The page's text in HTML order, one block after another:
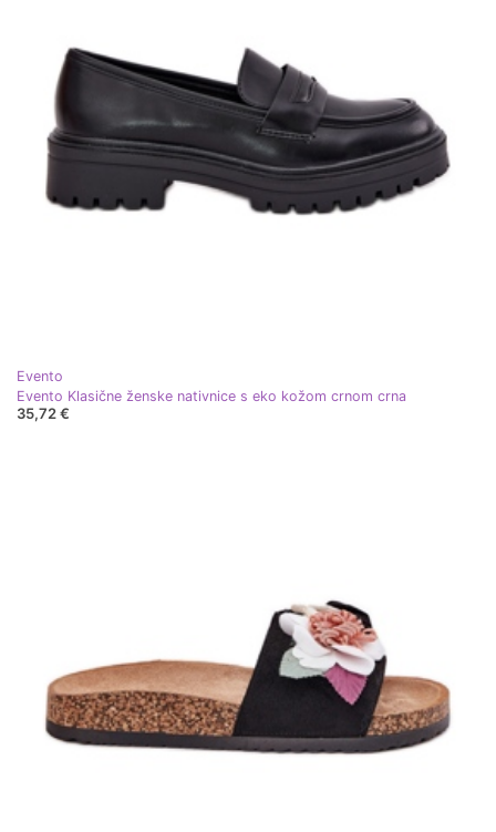
Evento
Evento Klasične ženske nativnice s eko kožom crnom crna
35,72 €